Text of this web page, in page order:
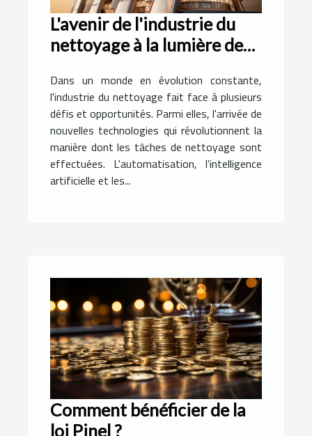
L'avenir de l'industrie du
nettoyage à la lumière des
Dans un monde en évolution constante,
l'industrie du nettoyage fait face à plusieurs
défis et opportunités. Parmi elles, l'arrivée de
nouvelles technologies qui révolutionnent la
manière dont les tâches de nettoyage sont
effectuées. L'automatisation, l'intelligence
artificielle et les...
Comment bénéficier de la
loi Pinel ?